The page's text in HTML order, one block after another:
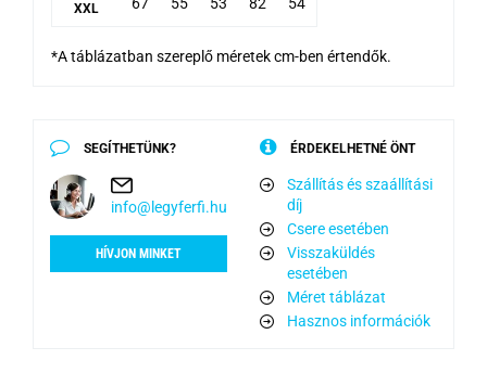
XXL
*A táblázatban szereplő méretek cm-ben értendők.
SEGÍTHETÜNK?
info@legyferfi.hu
HÍVJON MINKET
ÉRDEKELHETNÉ ÖNT
Szállítás és szaállítási
díj
Csere esetében
Visszaküldés
esetében
Méret táblázat
Hasznos információk